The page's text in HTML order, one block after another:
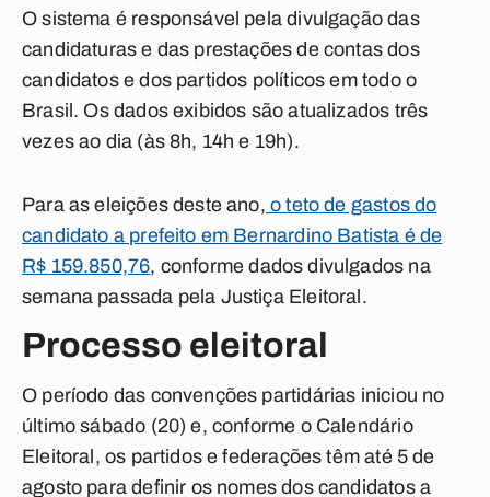
O sistema é responsável pela divulgação das
candidaturas e das prestações de contas dos
candidatos e dos partidos políticos em todo o
Brasil. Os dados exibidos são atualizados três
vezes ao dia (às 8h, 14h e 19h).
Para as eleições deste ano, o teto de gastos do
candidato a prefeito em Bernardino Batista é de
R$ 159.850,76, conforme dados divulgados na
semana passada pela Justiça Eleitoral.
Processo eleitoral
O período das convenções partidárias iniciou no
último sábado (20) e, conforme o Calendário
Eleitoral, os partidos e federações têm até 5 de
agosto para definir os nomes dos candidatos a